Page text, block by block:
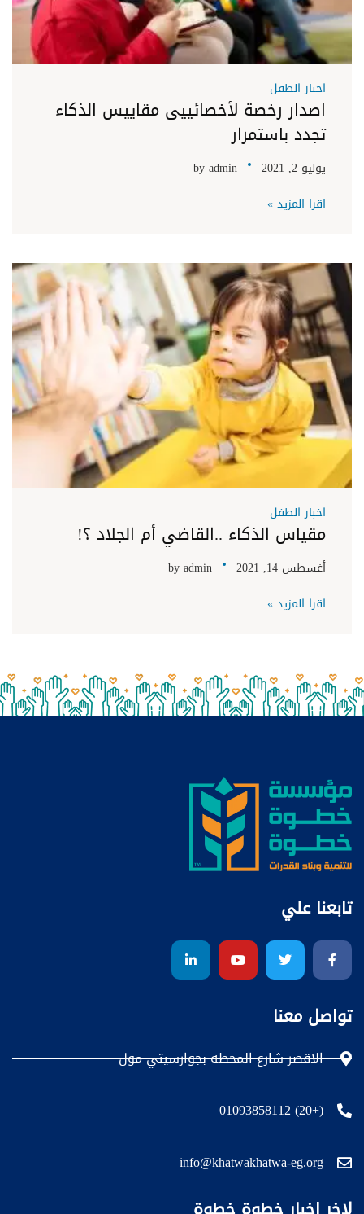
اخبار الطفل
اصدار رخصة لأخصائييى مقاييس الذكاء
تجدد باستمرار
يوليو 2, 2021 byadmin
اقرا المزيد »
اخبار الطفل
مقياس الذكاء ..القاضي أم الجلاد ؟!
أغسطس 14, 2021 byadmin
اقرا المزيد »
تابعنا علي
تواصل معنا
الاقصر شارع المحطه بجوارسيتي مول
(+20) 01093858112
info@khatwakhatwa-eg.org